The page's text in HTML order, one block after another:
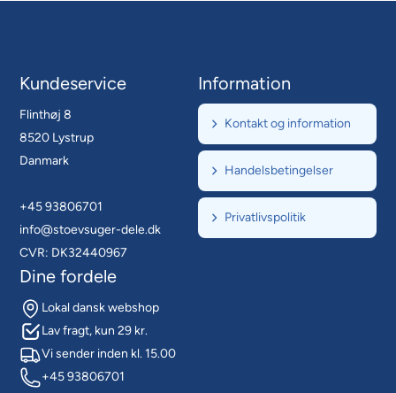
Kundeservice
Flinthøj 8
8520 Lystrup
Danmark
+45 93806701
info@stoevsuger-dele.dk
CVR: DK32440967
Information
Kontakt og information
Handelsbetingelser
Privatlivspolitik
Dine fordele
Lokal dansk webshop
Lav fragt, kun 29 kr.
Vi sender inden kl. 15.00
+45 93806701